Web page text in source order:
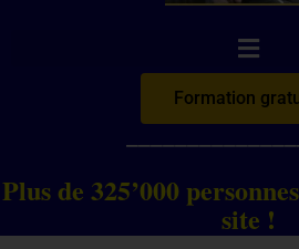
Formation
Plus de 325’000
site !